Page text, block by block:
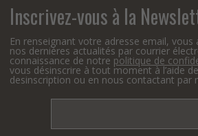
Inscrivez-vous à la
En renseignant votre adresse email, vous
nos dernières actualités par courrier
connaissance de notre politique de
vous désinscrire à tout moment à l’aide
desinscription ou en nous contactant par